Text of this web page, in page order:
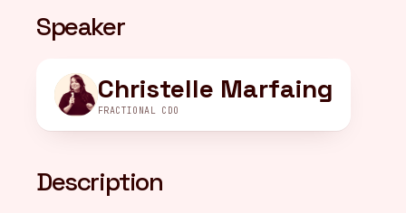
Speaker
Christelle Marfaing
FRACTIONAL CDO
Description